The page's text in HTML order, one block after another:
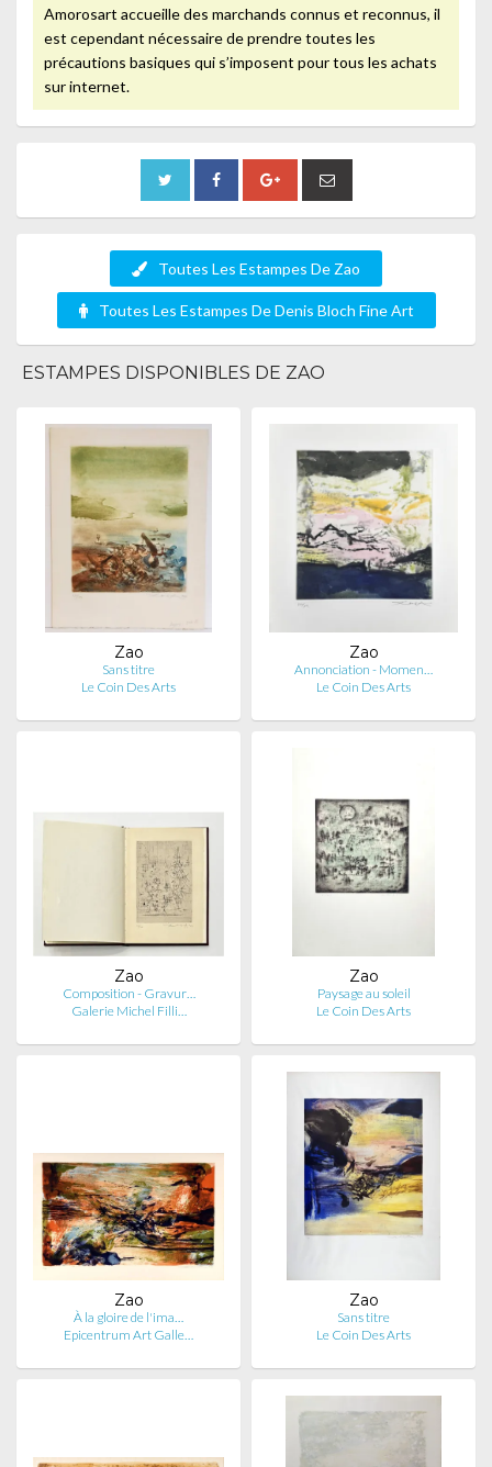
Amorosart accueille des marchands connus et reconnus, il
est cependant nécessaire de prendre toutes les
précautions basiques qui s’imposent pour tous les achats
sur internet.
Toutes Les Estampes De Zao
Toutes Les Estampes De Denis Bloch Fine Art
ESTAMPES DISPONIBLES DE ZAO
Zao
Sans titre
Le Coin Des Arts
Zao
Annonciation - Momen…
Le Coin Des Arts
Zao
Composition - Gravur…
Galerie Michel Filli…
Zao
Paysage au soleil
Le Coin Des Arts
Zao
À la gloire de l'ima…
Epicentrum Art Galle…
Zao
Sans titre
Le Coin Des Arts